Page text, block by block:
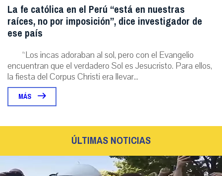
La fe católica en el Perú “está en nuestras
raíces, no por imposición”, dice investigador de
ese país
“Los incas adoraban al sol, pero con el Evangelio
encuentran que el verdadero Sol es Jesucristo. Para ellos,
la fiesta del Corpus Christi era llevar...
MÁS
ÚLTIMAS NOTICIAS